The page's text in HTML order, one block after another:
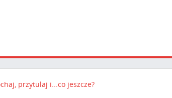
przytulaj i...co jeszcze?